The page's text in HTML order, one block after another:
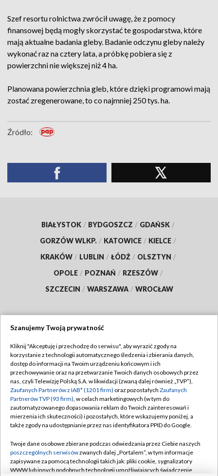
Szef resortu rolnictwa zwrócił uwagę, że z pomocy
finansowej będą mogły skorzystać te gospodarstwa, które
mają aktualne badania gleby. Badanie odczynu gleby należy
wykonać raz na cztery lata, a próbkę pobiera się z
powierzchni nie większej niż 4 ha.
Planowana powierzchnia gleb, które dzięki programowi mają
zostać zregenerowane, to co najmniej 250 tys. ha.
Źródło:
BIAŁYSTOK / BYDGOSZCZ / GDAŃSK /
GORZÓW WLKP. / KATOWICE / KIELCE /
KRAKÓW / LUBLIN / ŁÓDŹ / OLSZTYN /
OPOLE / POZNAŃ / RZESZÓW /
SZCZECIN / WARSZAWA / WROCŁAW
TVP
Abonament TVP
Emisja w TVP
Centrum informacji TVP
Naziemna Telewizja Cyfrowa
Rada Programowa
System NOS
Regulamin TVP
Polityka prywatności
Moje zgody
Pomoc
Kontakt
Szanujemy Twoją prywatność
Kliknij "Akceptuję i przechodzę do serwisu", aby wyrazić zgody na
korzystanie z technologii automatycznego śledzenia i zbierania danych,
dostęp do informacji na Twoim urządzeniu końcowym i ich
przechowywanie oraz na przetwarzanie Twoich danych osobowych przez
nas, czyli Telewizję Polską S.A. w likwidacji (zwaną dalej również „TVP”),
Zaufanych Partnerów z IAB* (1201 firm) oraz pozostałych Zaufanych
Partnerów TVP (93 firm), w celach marketingowych (w tym do
zautomatyzowanego dopasowania reklam do Twoich zainteresowań i
mierzenia ich skuteczności) i pozostałych, które wskazujemy poniżej, a
także zgody na udostępnianie przez nas identyfikatora PPID do Google.
Twoje dane osobowe zbierane podczas odwiedzania przez Ciebie naszych
poszczególnych serwisówzwanych dalej „Portalem”, w tym informacje
zapisywane za pomocą technologii takich jak: pliki cookie, sygnalizatory
WWW lub innych podobnych technologii umożliwiających świadczenie